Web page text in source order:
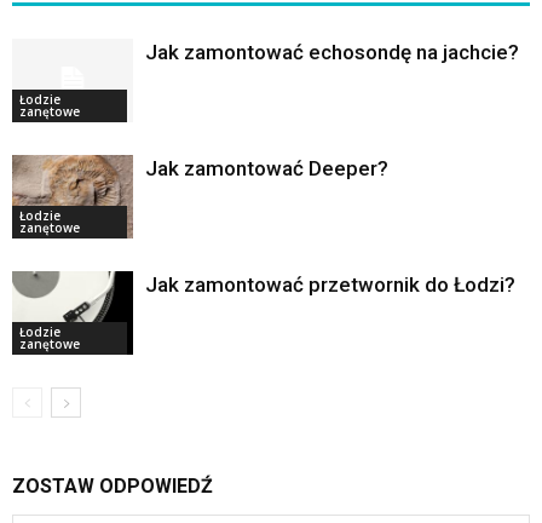
Łodzie
zanętowe
Jak zamontować echosondę na jachcie?
Łodzie
zanętowe
Jak zamontować Deeper?
Łodzie
zanętowe
Jak zamontować przetwornik do Łodzi?
ZOSTAW ODPOWIEDŹ